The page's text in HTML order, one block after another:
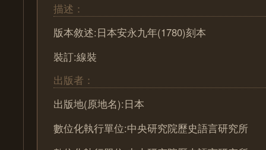
描述：
版本敘述:日本安永九年(1780)刻本
裝訂:線裝
出版者：
出版地(原地名):日本
數位化執行單位:中央研究院歷史語言研究所